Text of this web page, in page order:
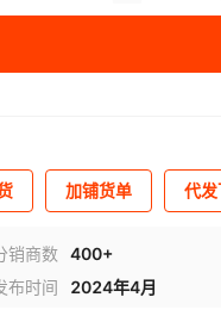
加铺货单 代
销商数 400+
布时间 2024年4月